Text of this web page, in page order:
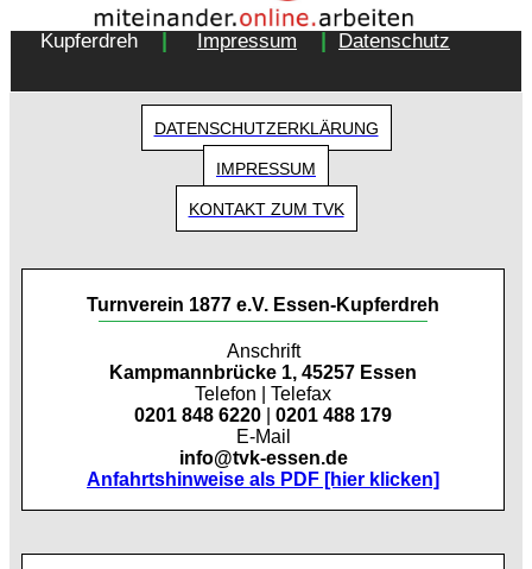
Copyright 2018 - Turnverein 1877 e.V. Essen-
Kupferdreh
Impressum Datenschutz
DATENSCHUTZERKLÄRUNG
IMPRESSUM
KONTAKT ZUM TVK
Turnverein 1877 e.V. Essen-Kupferdreh
Anschrift
Kampmannbrücke 1, 45257 Essen
Telefon | Telefax
0201 848 6220
0201 488 179
E-Mail
info@tvk-essen.de
Anfahrtshinweise als PDF [hier klicken]